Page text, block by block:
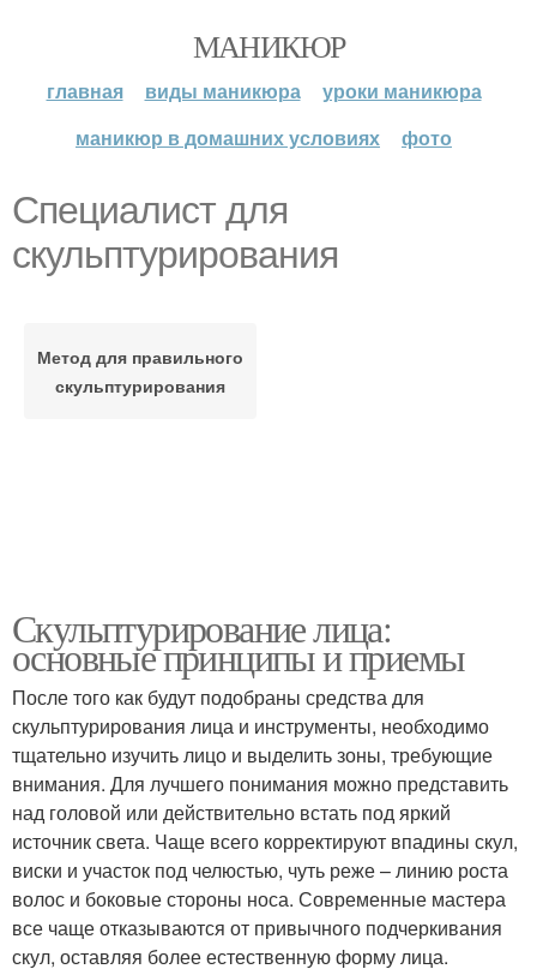
МАНИКЮР
главная виды маникюра
уроки маникюра
маникюр в домашних условиях
фото
Специалист для
скульптурирования
Метод для правильного
скульптурирования
Скульптурирование лица:
основные принципы и приемы
После того как будут подобраны средства для
скульптурирования лица и инструменты, необходимо
тщательно изучить лицо и выделить зоны, требующие
внимания. Для лучшего понимания можно представить
над головой или действительно встать под яркий
источник света. Чаще всего корректируют впадины скул,
виски и участок под челюстью, чуть реже – линию роста
волос и боковые стороны носа. Современные мастера
все чаще отказываются от привычного подчеркивания
скул, оставляя более естественную форму лица.